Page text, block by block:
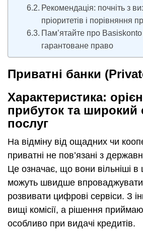
Рекомендація: почніть з
пріоритетів і порівняння
Пам’ятайте про
гарантоване право
Приватні банки
Характеристика:
прибуток та широкий
послуг
На відміну від ощадних чи
приватні не пов’язані з
Це означає, що вони вільніші в
можуть швидше впроваджувати
розвивати цифрові сервіси. З
вищі комісії, а рішення
особливо при видачі кредитів.